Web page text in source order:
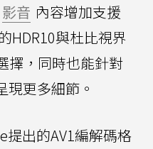
影音 內容增加支援
HDR10與杜比視界
擇，同時也能針對
更多細節。
提出的AV1編解碼格